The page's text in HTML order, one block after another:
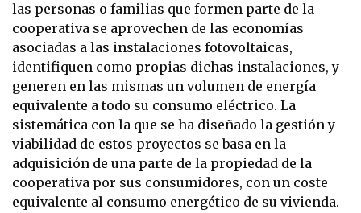
las personas o familias que formen parte de la
cooperativa se aprovechen de las economías
asociadas a las instalaciones fotovoltaicas,
identifiquen como propias dichas instalaciones, y
generen en las mismas un volumen de energía
equivalente a todo su consumo eléctrico. La
sistemática con la que se ha diseñado la gestión y
viabilidad de estos proyectos se basa en la
adquisición de una parte de la propiedad de la
cooperativa por sus consumidores, con un coste
equivalente al consumo energético de su vivienda.